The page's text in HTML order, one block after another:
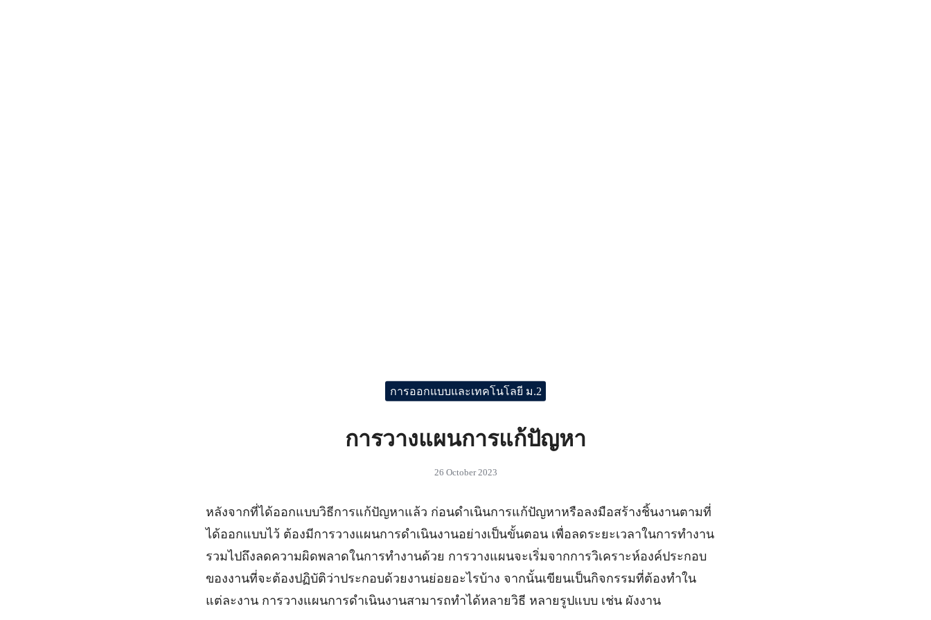
การออกแบบและเทคโนโลยี ม.2
การวางแผนการแก้ปัญหา
26 October 2023
หลังจากที่ได้ออกแบบวิธีการแก้ปัญหาแล้ว ก่อนดำเนินการแก้ปัญหาหรือลงมือสร้างชิ้นงานตามที่
ได้ออกแบบไว้ ต้องมีการวางแผนการดำเนินงานอย่างเป็นขั้นตอน เพื่อลดระยะเวลาในการทำงาน
รวมไปถึงลดความผิดพลาดในการทำงานด้วย การวางแผนจะเริ่มจากการวิเคราะห์องค์ประกอบ
ของงานที่จะต้องปฏิบัติว่าประกอบด้วยงานย่อยอะไรบ้าง จากนั้นเขียนเป็นกิจกรรมที่ต้องทำใน
แต่ละงาน การวางแผนการดำเนินงานสามารถทำได้หลายวิธี หลายรูปแบบ เช่น ผังงาน